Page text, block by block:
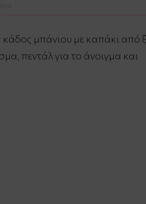
κάδος μπάνιου με καπάκι από
πεντάλ για το άνοιγμα και